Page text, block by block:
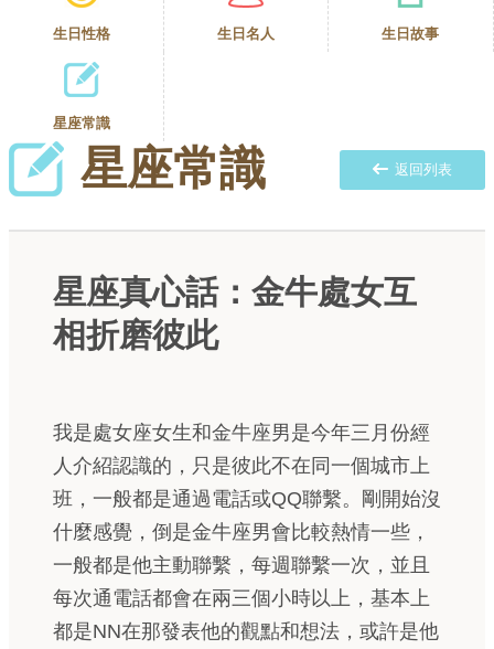
生日性格 生日名人 生日故事
星座常識
星座常識 返回列表
星座真心話：金牛處女互
相折磨彼此
我是處女座女生和金牛座男是今年三月份經
人介紹認識的，只是彼此不在同一個城市上
班，一般都是通過電話或QQ聯繫。剛開始沒
什麼感覺，倒是金牛座男會比較熱情一些，
一般都是他主動聯繫，每週聯繫一次，並且
每次通電話都會在兩三個小時以上，基本上
都是NN在那發表他的觀點和想法，或許是他